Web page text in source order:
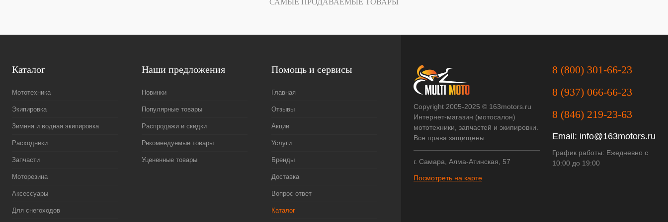
САМЫЕ ПРОДАВАЕМЫЕ ТОВАРЫ
Каталог
Мототехника
Экипировка
Зимняя и водная экипировка
Расходники
Запчасти
Моторезина
Аксессуары
Для снегоходов
Наши предложения
Новинки
Популярные товары
Распродажи и скидки
Рекомендуемые товары
Уцененные товары
Помощь и сервисы
Главная
Отзывы
Акции
Услуги
Бренды
Доставка
Вопрос ответ
Каталог
Copyright 2005-2025 © 163motors.ru
Интернет-магазин (мотосалон)
мототехники, запчастей и экипировки.
Все права защищены.
г. Самара, Алма-Атинская, 57
Посмотреть на карте
8 (800) 301-66-23
8 (937) 066-66-23
8 (846) 219-23-63
Email: info@163motors.ru
График работы: Ежедневно с
10:00 до 19:00